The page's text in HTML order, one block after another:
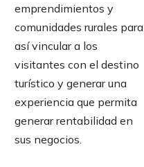
emprendimientos y
comunidades rurales para
así vincular a los
visitantes con el destino
turístico y generar una
experiencia que permita
generar rentabilidad en
sus negocios.